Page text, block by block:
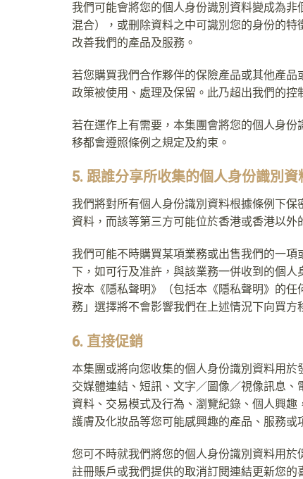
我們可能會將您的個人身份識別資料變成為
混合），或刪除資料之中可識別您的身份的
改善我們的產品及服務。
若您購買我們合作夥伴的保險產品或其他產
政策被使用、處理及保留。此乃超出我們的
若在運作上有需要，本集團會將您的個人身
移都會遵照條例之規定及約束。
5. 跟誰分享所收集的個人身份識別資
我們將對所有個人身份識別資料根據條例下
資料，而該等第三方可能位於香港或香港以
我們可能不時購買某項業務或出售我們的一
下，如可行及准許，與該業務一併收到的個
按本《隱私聲明》（包括本《隱私聲明》的
務」選擇將不會影響我們在上述情況下向買方
6. 直接促銷
本集團或將向您收集的個人身份識別資料用
交媒體連結、短訊、文字／圖像／視像訊息
資料、交易模式及行為、瀏覽紀錄、個人興
護膚及化妝品等您可能感興趣的產品、服務或
您可不時就我們將您的個人身份識別資料用
註冊賬戶或我們提供的取消訂閱連結更新您